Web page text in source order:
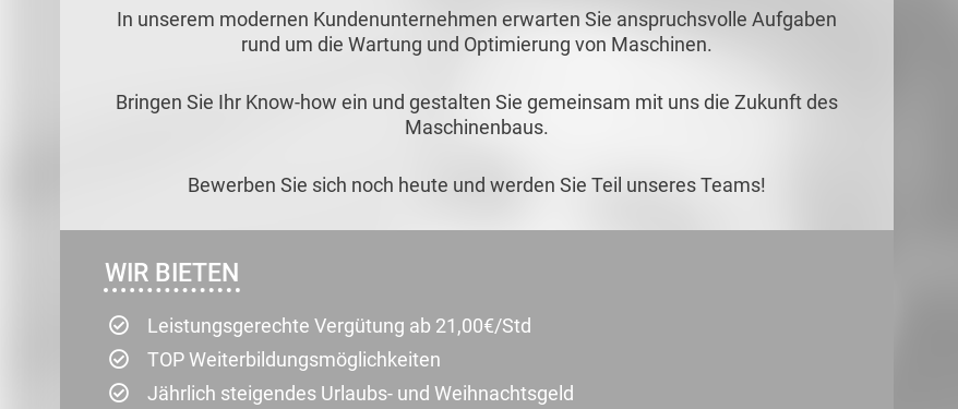
In unserem modernen Kundenunternehmen erwarten Sie anspruchsvolle Aufgaben
rund um die Wartung und Optimierung von Maschinen.
Bringen Sie Ihr Know-how ein und gestalten Sie gemeinsam mit uns die Zukunft des
Maschinenbaus.
Bewerben Sie sich noch heute und werden Sie Teil unseres Teams!
WIR BIETEN
Leistungsgerechte Vergütung ab 21,00€/Std
TOP Weiterbildungsmöglichkeiten
Jährlich steigendes Urlaubs- und Weihnachtsgeld